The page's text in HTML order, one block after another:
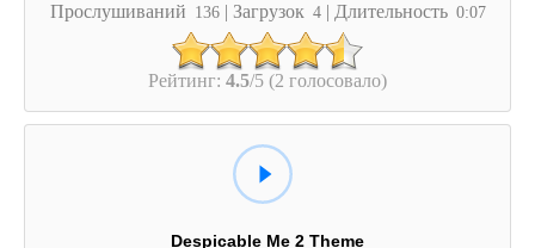
Прослушиваний 136 | Загрузок 4 | Длительность 0:07
Рейтинг: 4.5/5 (2 голосовало)
Despicable Me 2 Theme